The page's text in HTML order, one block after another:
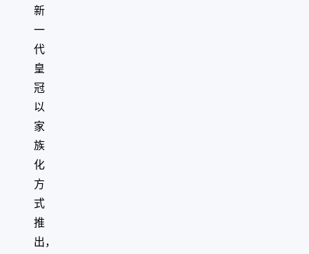
新
一
代
皇
冠
以
家
族
化
方
式
推
出，